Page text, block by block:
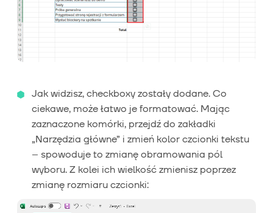
Jak widzisz, checkboxy zostały dodane. Co
ciekawe, może łatwo je formatować. Mając
zaznaczone komórki, przejdź do zakładki
„Narzędzia główne” i zmień kolor czcionki tekstu
– spowoduje to zmianę obramowania pól
wyboru. Z kolei ich wielkość zmienisz poprzez
zmianę rozmiaru czcionki: